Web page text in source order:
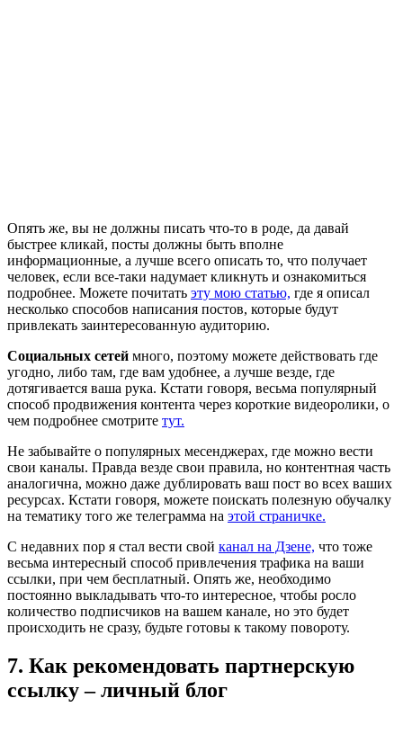
Опять же, вы не должны писать что-то в роде, да давай
быстрее кликай, посты должны быть вполне
информационные, а лучше всего описать то, что получает
человек, если все-таки надумает кликнуть и ознакомиться
подробнее. Можете почитать эту мою статью, где я описал
несколько способов написания постов, которые будут
привлекать заинтересованную аудиторию.
Социальных сетей много, поэтому можете действовать где
угодно, либо там, где вам удобнее, а лучше везде, где
дотягивается ваша рука. Кстати говоря, весьма популярный
способ продвижения контента через короткие видеоролики, о
чем подробнее смотрите тут.
Не забывайте о популярных месенджерах, где можно вести
свои каналы. Правда везде свои правила, но контентная часть
аналогична, можно даже дублировать ваш пост во всех ваших
ресурсах. Кстати говоря, можете поискать полезную обучалку
на тематику того же телеграмма на этой страничке.
С недавних пор я стал вести свой канал на Дзене, что тоже
весьма интересный способ привлечения трафика на ваши
ссылки, при чем бесплатный. Опять же, необходимо
постоянно выкладывать что-то интересное, чтобы росло
количество подписчиков на вашем канале, но это будет
происходить не сразу, будьте готовы к такому повороту.
7. Как рекомендовать партнерскую
ссылку – личный блог